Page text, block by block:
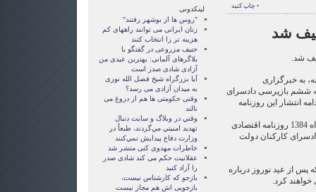
• چاپ کنید
شد
شد.
به خبرگزاری
ششم بازپرسی دادسرای
انتشار این روزنامه
هیأت نظارت بر مطبوعات، دی ماه 1384 روزنامه اقتصادی
کارکنان دولت
پس از عید نوروز درباره
خواهند کرد.
لینکدونی
"روس ها از بوشهر رفتند"
زنان ايرانی می توانند راههای کم
هزينه تر را انتخاب کنند
حنیف مزروعی در گفتگو با
بلاگرهای آلمانی: بهترین عیدی من
آزادی شادی صدر است
آيا بزرگراه شيخ فضل الله نوری
به ميدان آزادی می رسد؟
وقتی حکومتی ها هم از دروغ می
نالند
وقتي در وبلاگ و سايت دنبال
تهديد امنيتي مي‌گردند، طبعاً در
وزارت دفاع پيدايش نمي‌كنند
خاطرات مهدوی كنی متشر شد
عقلانيت حکم می کند شادی صدر
را آزاد کنيد
بازجو که کارشناس نیست،
بازجویی اش هم مجاز نیست